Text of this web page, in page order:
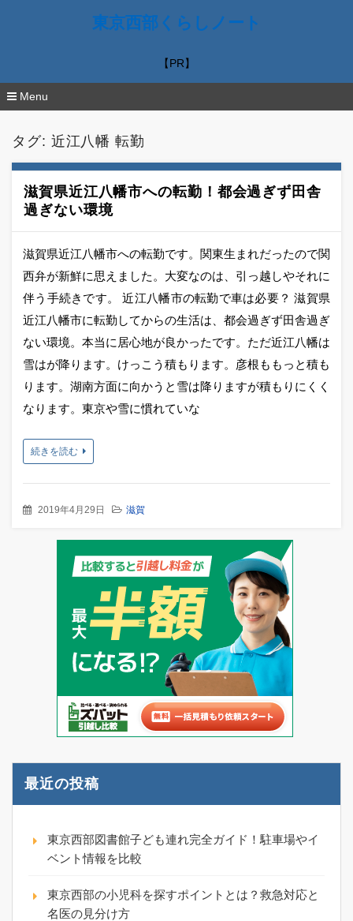
東京西部くらしノート
【PR】
Menu
タグ: 近江八幡 転勤
滋賀県近江八幡市への転勤！都会過ぎず田舎
過ぎない環境
滋賀県近江八幡市への転勤です。関東生まれだったので関
西弁が新鮮に思えました。大変なのは、引っ越しやそれに
伴う手続きです。 近江八幡市の転勤で車は必要？ 滋賀県
近江八幡市に転勤してからの生活は、都会過ぎず田舎過ぎ
ない環境。本当に居心地が良かったです。ただ近江八幡は
雪はが降ります。けっこう積もります。彦根ももっと積も
ります。湖南方面に向かうと雪は降りますが積もりにくく
なります。東京や雪に慣れていな
続きを読む
2019年4月29日 滋賀
最近の投稿
東京西部図書館子ども連れ完全ガイド！駐車場やイ
ベント情報を比較
東京西部の小児科を探すポイントとは？救急対応と
名医の見分け方